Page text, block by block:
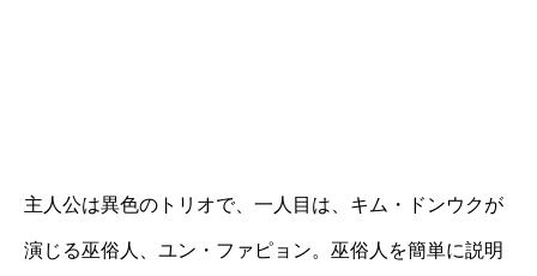
主人公は異色のトリオで、一人目は、キム・ドンウクが
演じる巫俗人、ユン・ファピョン。巫俗人を簡単に説明